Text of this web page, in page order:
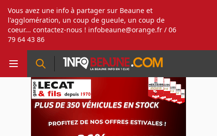
Vous avez une info à partager sur Beaune et
l'agglomération, un coup de gueule, un coup de
coeur... contactez-nous ! infobeaune@orange.fr / 06
79 64 43 86